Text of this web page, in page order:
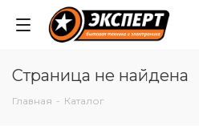
Страница не найдена
Главная - Каталог